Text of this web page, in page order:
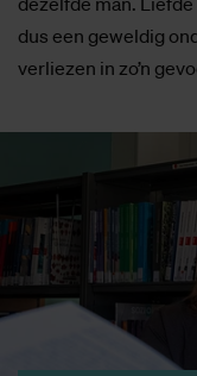
dus een geweldig
verliezen in zo’n